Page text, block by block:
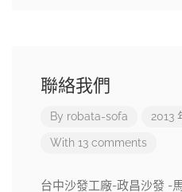
聯絡我們
By robata-sofa 2013
With 13 comments
台中沙發工廠-政昌沙發 -